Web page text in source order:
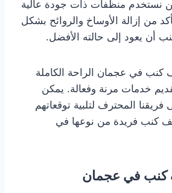
نستخدم منظفات ذات جودة عالية
من إزالة الأوساخ والروائح بشكل
أن يعود إلى حالته الأفضل.
في عجمان الراحة الكاملة
خدمات مرنة وفعالة. يمكن
فريقنا المحترف لتلبية توقعاتهم
كنب فريدة من نوعها في
كنب في عجمان